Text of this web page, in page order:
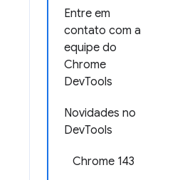
Entre em
contato com a
equipe do
Chrome
DevTools
Novidades no
DevTools
Chrome 143